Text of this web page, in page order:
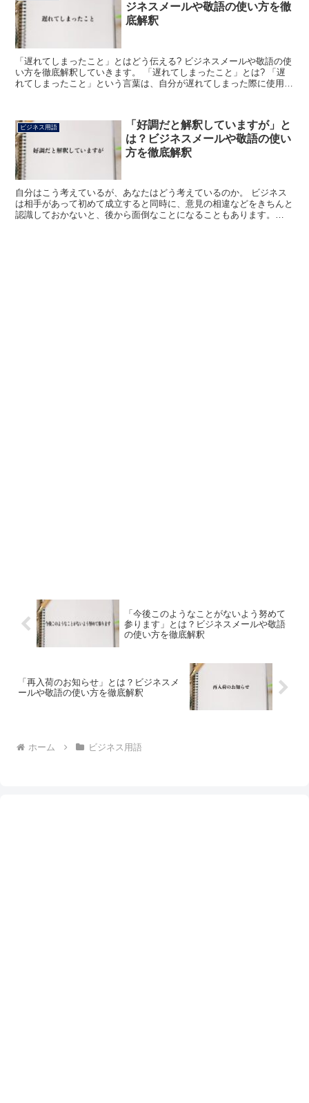
ジネスメールや敬語の使い方を徹
底解釈
「遅れてしまったこと」とはどう伝える? ビジネスメールや敬語の使
い方を徹底解釈していきます。 「遅れてしまったこと」とは? 「遅
れてしまったこと」という言葉は、自分が遅れてしまった際に使用す
ビジネス用語
「好調だと解釈していますが」と
は？ビジネスメールや敬語の使い
方を徹底解釈
自分はこう考えているが、あなたはどう考えているのか。 ビジネス
は相手があって初めて成立すると同時に、意見の相違などをきちんと
認識しておかないと、後から面倒なことになることもあります。
「今後このようなことがないよう努めて
参ります」とは？ビジネスメールや敬語
の使い方を徹底解釈
「再入荷のお知らせ」とは？ビジネスメ
ールや敬語の使い方を徹底解釈
ホーム ビジネス用語